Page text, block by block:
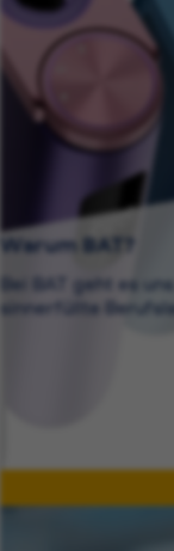
Warum BAT?
Bei BAT geht es
sinnerfüllte